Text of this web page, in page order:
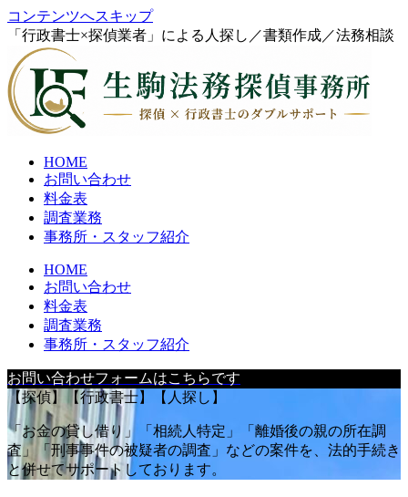
コンテンツへスキップ
「行政書士×探偵業者」による人探し／書類作成／法務相談
HOME
お問い合わせ
料金表
調査業務
事務所・スタッフ紹介
HOME
お問い合わせ
料金表
調査業務
事務所・スタッフ紹介
お問い合わせフォームはこちらです
【探偵】【行政書士】【人探し】
「お金の貸し借り」「相続人特定」「離婚後の親の所在調
査」「刑事事件の被疑者の調査」などの案件を、法的手続き
と併せてサポートしております。